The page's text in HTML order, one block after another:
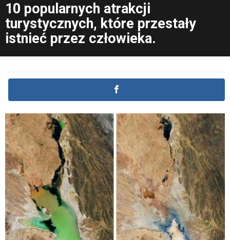
10 popularnych atrakcji
turystycznych, które przestały
istnieć przez człowieka.